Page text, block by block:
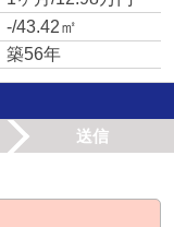
-/43.42㎡
築56年
送信